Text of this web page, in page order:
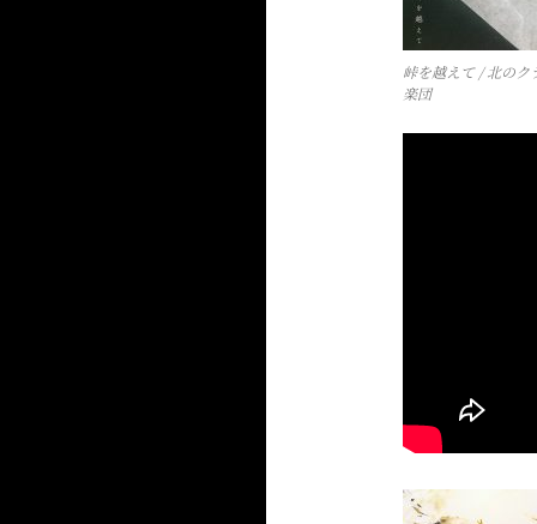
峠を越えて / 北のク
楽団